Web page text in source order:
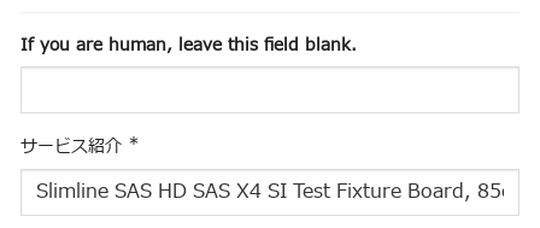
If you are human, leave this field blank.
サービス紹介 *